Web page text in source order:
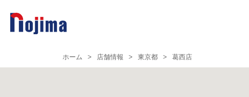
ホーム > 店舗情報 > 東京都 > 葛西店